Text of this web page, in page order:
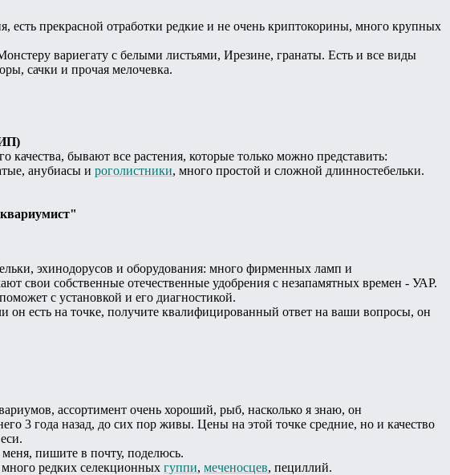
есть прекрасной отработки редкие и не очень криптокорины, много крупных
вариегату с белыми листьями, Ирезине, гранаты. Есть и все виды
сачки и прочая мелочевка.
бывают все растения, которые только можно представить:
анубиасы и роголистники, много простой и сложной длинностебельки.
эхинодорусов и оборудования: много фирменных ламп и
свои собственные отечественные удобрения с незапамятных времен - УАР.
с установкой и его диагностикой.
есть на точке, получите квалифицированный ответ на ваши вопросы, он
ассортимент очень хороший, рыб, насколько я знаю, он
3 года назад, до сих пор живы. Цены на этой точке средние, но и качество
меня, пишите в почту, поделюсь.
редких селекционных гуппи, меченосцев, пециллий.